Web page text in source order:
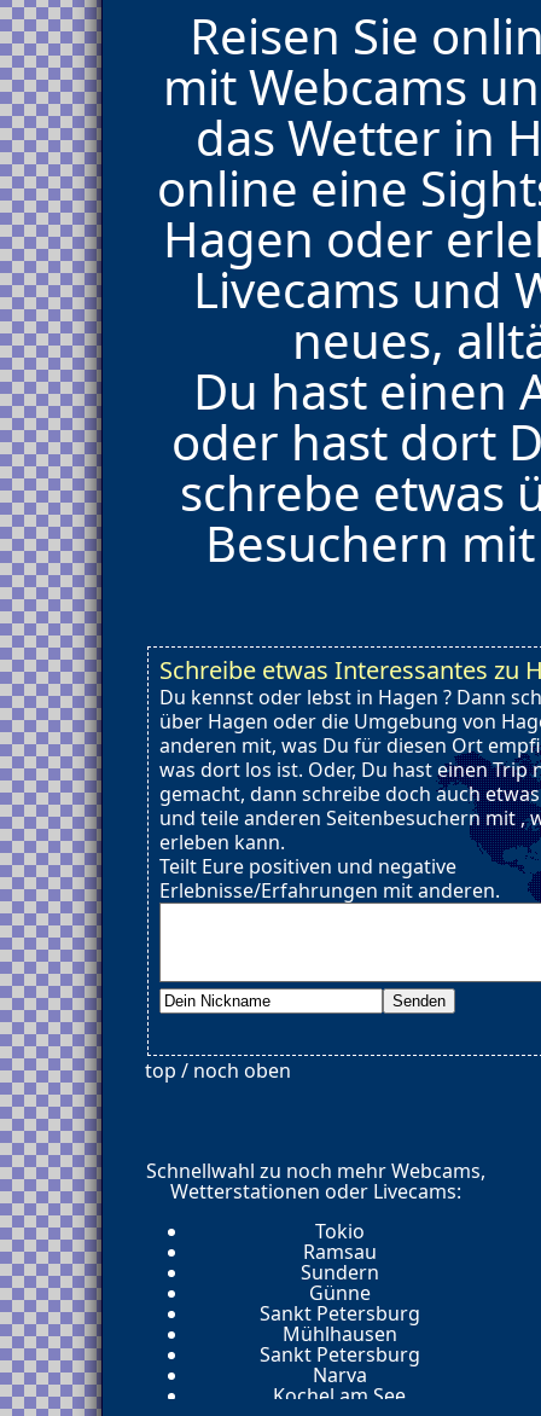
Reisen Sie
mit Webcams
das Wetter in
online eine
Hagen oder
Livecams und
neues,
Du hast einen
oder hast dort
schrebe etwas
Besuchern
Schreibe etwas Interessantes zu
Du kennst oder lebst in Hagen ? Dann
über Hagen oder die Umgebung von
anderen mit, was Du für diesen Ort
was dort los ist. Oder, Du hast einen Trip
gemacht, dann schreibe doch auch
und teile anderen Seitenbesuchern mit ,
erleben kann.
Teilt Eure positiven und negative
Erlebnisse/Erfahrungen mit anderen.
top / noch oben
Schnellwahl zu noch mehr Webcams,
Wetterstationen oder Livecams:
Tokio
Ramsau
Sundern
Günne
Sankt Petersburg
Mühlhausen
Sankt Petersburg
Narva
Kochel am See